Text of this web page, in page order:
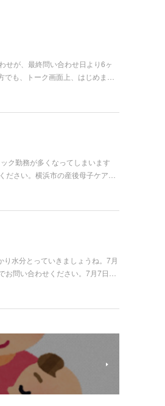
せが、最終問い合わせ日より6ヶ
も、トーク画面上、はじめま…
ク勤務が多くなってしまいます
ださい。横浜市の産後母子ケア…
水分とっていきましょうね。7月
お問い合わせください。7月7日…